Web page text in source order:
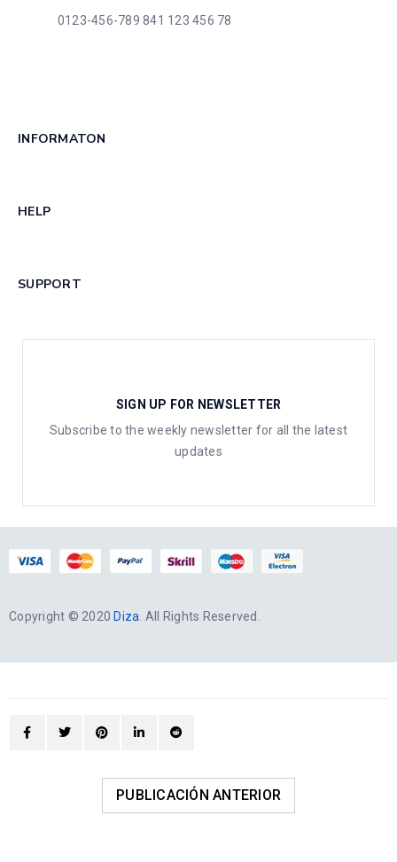
0123-456-789 841 123 456 78
INFORMATON
HELP
SUPPORT
SIGN UP FOR NEWSLETTER
Subscribe to the weekly newsletter for all the latest
updates
Copyright © 2020 Diza . All Rights Reserved.
PUBLICACIÓN ANTERIOR